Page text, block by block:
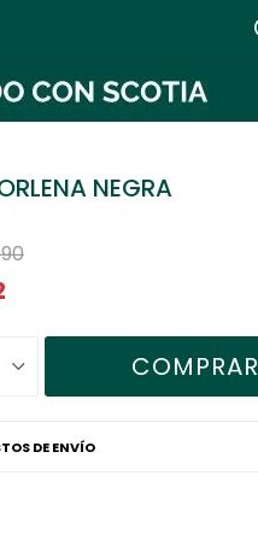
NEGRA
COMPRAR
DE ENVÍO